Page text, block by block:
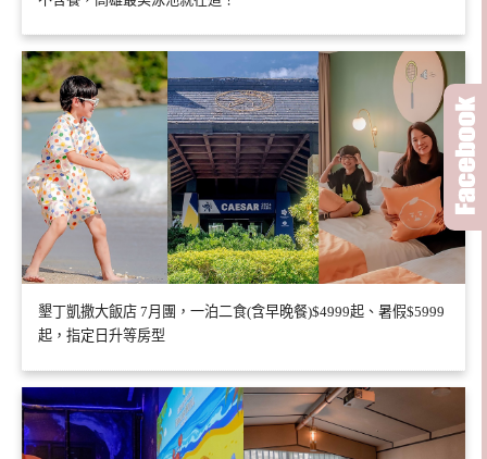
墾丁凱撒大飯店 7月團，一泊二食(含早晚餐)$4999起、暑假$5999
起，指定日升等房型